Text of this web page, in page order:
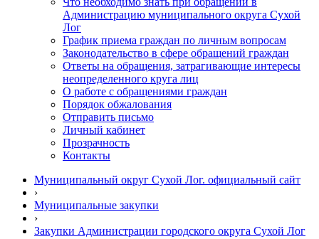
Администрацию муниципального округа Сухой
Лог
График приема граждан по личным вопросам
Законодательство в сфере обращений граждан
Ответы на обращения, затрагивающие интересы
неопределенного круга лиц
О работе с обращениями граждан
Порядок обжалования
Отправить письмо
Личный кабинет
Прозрачность
Контакты
Муниципальный округ Сухой Лог. официальный сайт
›
Муниципальные закупки
›
Закупки Администрации городского округа Сухой Лог